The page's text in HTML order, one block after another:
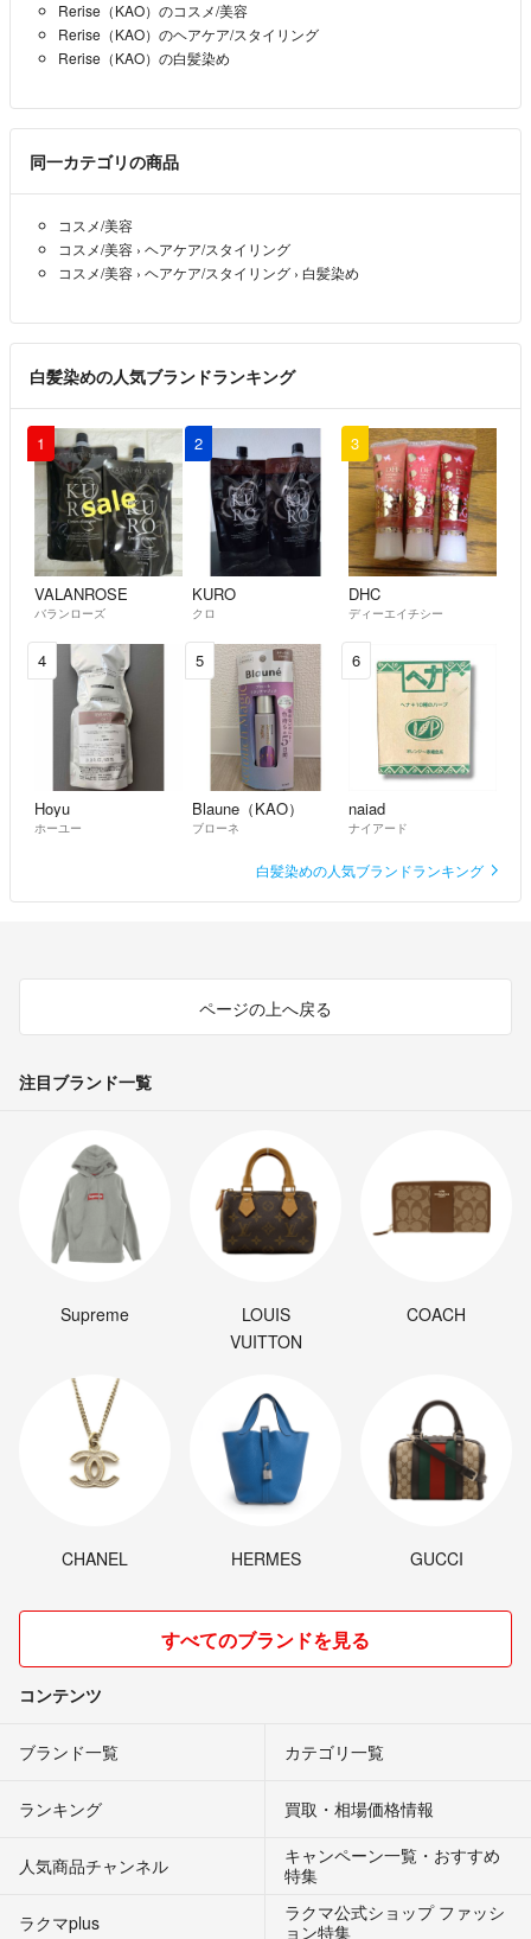
Rerise（KAO）のコスメ/美容
Rerise（KAO）のヘアケア/スタイリング
Rerise（KAO）の白髪染め
同一カテゴリの商品
コスメ/美容
コスメ/美容 › ヘアケア/スタイリング
コスメ/美容 › ヘアケア/スタイリング › 白髪染め
白髪染めの人気ブランドランキング
1
VALANROSE
バランローズ
2
KURO
クロ
3
DHC
ディーエイチシー
4
Hoyu
ホーユー
5
Blaune（KAO）
ブローネ
6
naiad
ナイアード
白髪染めの人気ブランドランキング
ページの上へ戻る
注目ブランド一覧
Supreme
LOUIS
VUITTON
COACH
CHANEL HERMES GUCCI
すべてのブランドを見る
コンテンツ
ブランド一覧 カテゴリ一覧
ランキング 買取・相場価格情報
人気商品チャンネル
キャンペーン一覧・おすすめ
特集
ラクマplus
ラクマ公式ショップ ファッシ
ョン特集